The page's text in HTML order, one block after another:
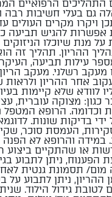
התהליכים הרפואיים
גם בעלי חשיבות רבה
ויקרו מקרים העולים
אפשרות להגיש תביעה
מנת שיוכלו הניזוקים
ההריון. תהליך זה
עילות תביעה,
מעקב רשלני. מעקב
אחר ההריון
לוודא שלא קיימות
כגון: מצוקה עוברית,
וכדומה. הרופא המטפל
ידי בדיקות שונות.
העמסת סוכר,
במידה והרופא לא
או שהתקיים ביצוע
הפענוח, ניתן לתבוע
מום/ תסמונת גנטית
ההריון, ניתן לתבוע על
לטובת גידול הילוד.